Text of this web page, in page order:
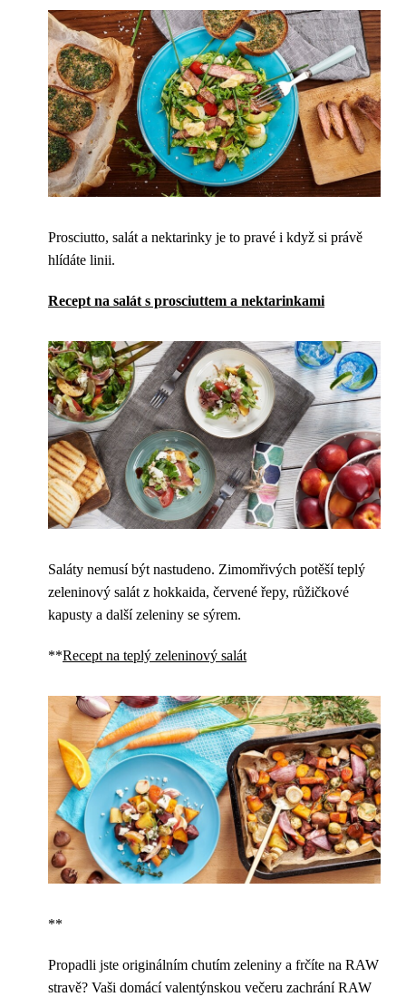
Prosciutto, salát a nektarinky je to pravé i když si právě
hlídáte linii.
Recept na salát s prosciuttem a nektarinkami
Saláty nemusí být nastudeno. Zimomřivých potěší teplý
zeleninový salát z hokkaida, červené řepy, růžičkové
kapusty a další zeleniny se sýrem.
**Recept na teplý zeleninový salát
**
Propadli jste originálním chutím zeleniny a frčíte na RAW
stravě? Vaši domácí valentýnskou večeru zachrání RAW